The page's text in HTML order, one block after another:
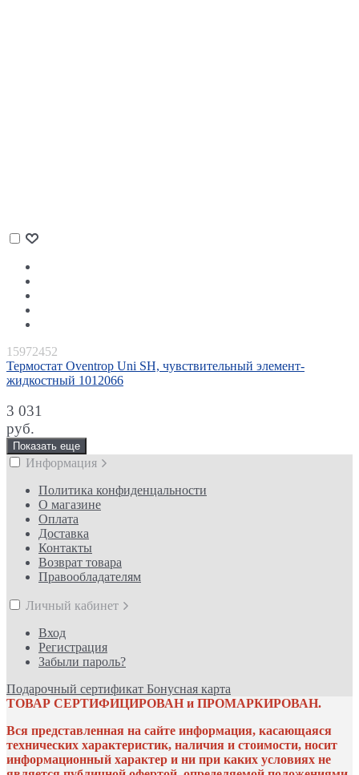
15972452
Термостат Oventrop Uni SH, чувствительный элемент-
жидкостный 1012066
3 031
руб.
Показать еще
Информация
Политика конфиденцальности
О магазине
Оплата
Доставка
Контакты
Возврат товара
Правообладателям
Личный кабинет
Вход
Регистрация
Забыли пароль?
Подарочный сертификат Бонусная карта
ТОВАР СЕРТИФИЦИРОВАН и ПРОМАРКИРОВАН.
Вся представленная на сайте информация, касающаяся
технических характеристик, наличия и стоимости, носит
информационный характер и ни при каких условиях не